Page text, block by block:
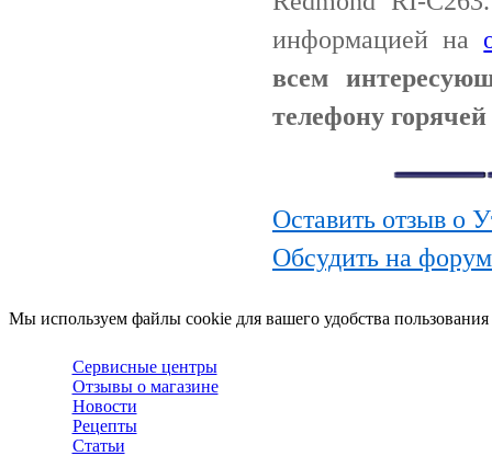
информацией на
всем
телефону
Оставить отзыв о
Обсудить на
Мы используем файлы cookie для вашего удобства
Сервисные центры
Отзывы о магазине
Новости
Рецепты
Статьи